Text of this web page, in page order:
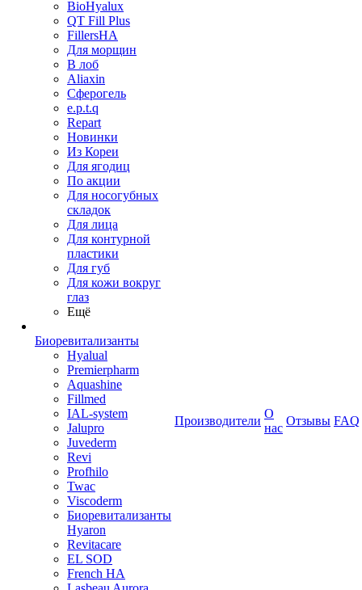
BioHyalux
QT Fill Plus
FillersHA
Для морщин
В лоб
Aliaxin
Сферогель
e.p.t.q
Repart
Новинки
Из Кореи
Для ягодиц
По акции
Для носогубных
складок
Для лица
Для контурной
пластики
Для губ
Для кожи вокруг
глаз
Ещё
Биоревитализанты
Hyalual
Premierpharm
Aquashine
Fillmed
IAL-system
Jalupro
Juvederm
Revi
Profhilo
Twac
Viscoderm
Биоревитализанты
Hyaron
Revitacare
EL SOD
French HA
Производители
О
нас
Отзывы FAQ